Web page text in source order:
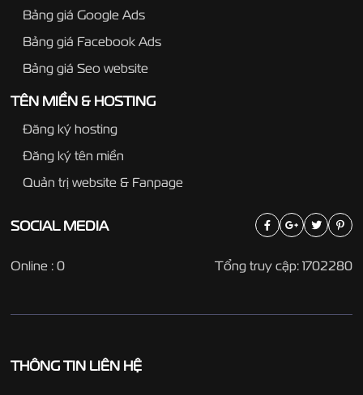
Bảng giá Google Ads
Bảng giá Facebook Ads
Bảng giá Seo website
TÊN MIỀN & HOSTING
Đăng ký hosting
Đăng ký tên miền
Quản trị website & Fanpage
SOCIAL MEDIA
Tổng truy cập: 1702280
Online : 0
THÔNG TIN LIÊN HỆ